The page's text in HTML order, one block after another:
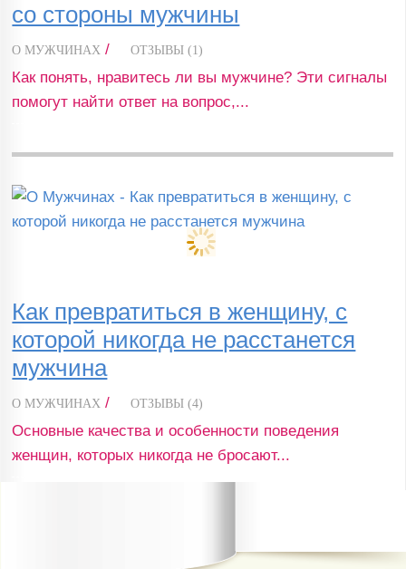
со стороны мужчины
О МУЖЧИНАХ / ОТЗЫВЫ (1)
Как понять, нравитесь ли вы мужчине? Эти сигналы
помогут найти ответ на вопрос,...
Как превратиться в женщину, с
которой никогда не расстанется
мужчина
О МУЖЧИНАХ / ОТЗЫВЫ (4)
Основные качества и особенности поведения
женщин, которых никогда не бросают...